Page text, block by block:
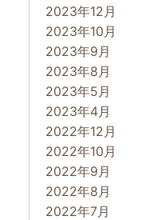
2023年12月
2023年10月
2023年9月
2023年8月
2023年5月
2023年4月
2022年12月
2022年10月
2022年9月
2022年8月
2022年7月